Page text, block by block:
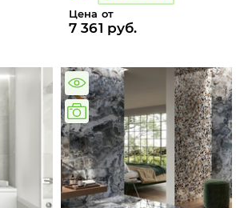
Цена от
7 361 руб.